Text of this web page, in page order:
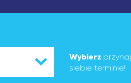
Wybierz
siebie terminie!